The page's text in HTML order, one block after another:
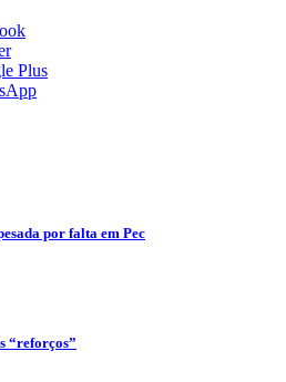
Plus
por falta em Pec
“reforços”